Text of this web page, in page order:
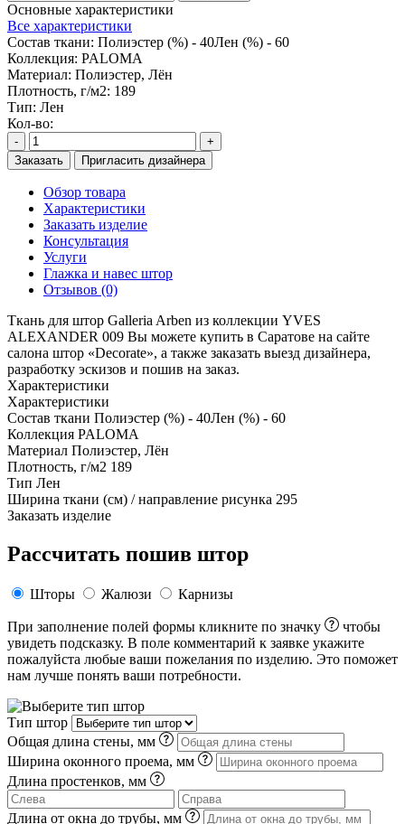
Основные характеристики
Все характеристики
Состав ткани: Полиэстер (%) - 40Лен (%) - 60
Коллекция: PALOMA
Материал: Полиэстер, Лён
Плотность, г/м2: 189
Тип: Лен
Кол-во:
-
+
Заказать
Пригласить дизайнера
Обзор товара
Характеристики
Заказать изделие
Консультация
Услуги
Глажка и навес штор
Отзывов (0)
Ткань для штор Galleria Arben из коллекции YVES
ALEXANDER 009 Вы можете купить в Саратове на сайте
салона штор «Decorate», а также заказать выезд дизайнера,
разработку эскизов и пошив на заказ.
Характеристики
Характеристики
Состав ткани Полиэстер (%) - 40Лен (%) - 60
Коллекция PALOMA
Материал Полиэстер, Лён
Плотность, г/м2 189
Тип Лен
Ширина ткани (см) / направление рисунка 295
Заказать изделие
Рассчитать пошив штор
Шторы Жалюзи Карнизы
При заполнение полей формы кликните по значку
чтобы
увидеть подсказку. В поле комментарий к заявке укажите
пожалуйста любые ваши пожелания по изделию. Это поможет
нам лучше понять ваши потребности.
Тип штор
Общая длина стены, мм
Ширина оконного проема, мм
Длина простенков, мм
Длина от окна до трубы, мм